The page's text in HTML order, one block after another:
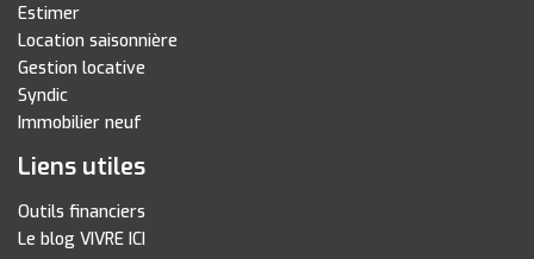
Estimer
Location saisonnière
Gestion locative
Syndic
Immobilier neuf
Liens utiles
Outils financiers
Le blog VIVRE ICI